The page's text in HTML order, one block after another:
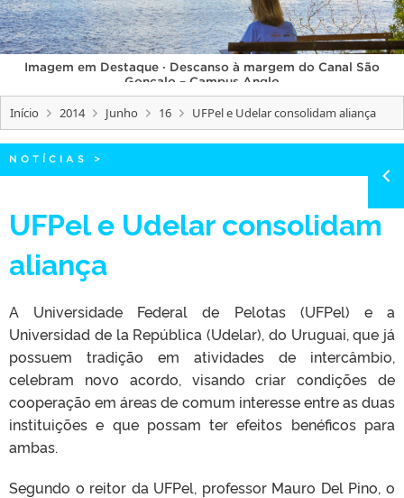
EDITAIS
INTERNACIONAL
OUVIDORIA
PORTARIAS
TELEFONES
Imagem em Destaque · Descanso à margem do Canal São
Gonçalo – Campus Anglo
Início 2014 Junho 16 UFPel e Udelar consolidam aliança
NOTÍCIAS >
UFPel e Udelar consolidam
aliança
A Universidade Federal de Pelotas (UFPel) e a
Universidad de la República (Udelar), do Uruguai, que já
possuem tradição em atividades de intercâmbio,
celebram novo acordo, visando criar condições de
cooperação em áreas de comum interesse entre as duas
instituições e que possam ter efeitos benéficos para
ambas.
Segundo o reitor da UFPel, professor Mauro Del Pino, o